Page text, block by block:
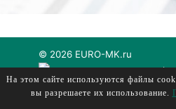
© 2026 EURO-MK.ru
евромк, еуромк, euromk,
На этом сайте используются файлы
вы разрешаете их использование.